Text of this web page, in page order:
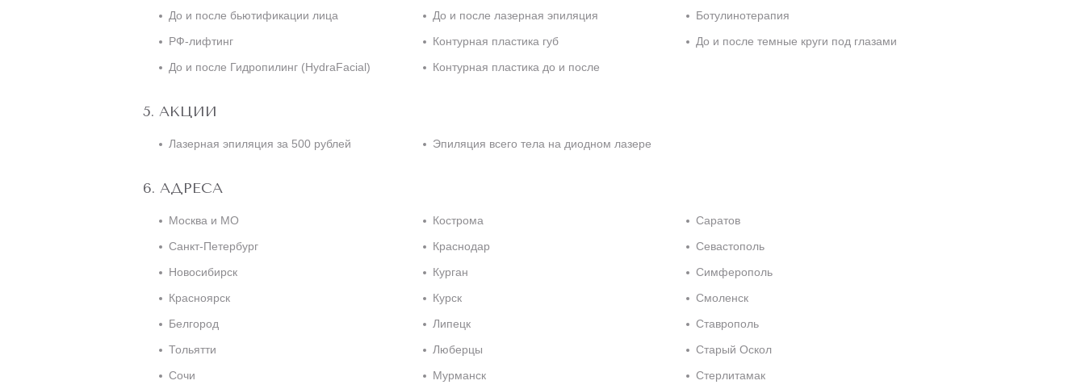
До и после бьютификации лица
РФ-лифтинг
До и после Гидропилинг (HydraFacial)
До и после лазерная эпиляция
Контурная пластика губ
Контурная пластика до и после
Ботулинотерапия
До и после темные круги под глазами
АКЦИИ
Лазерная эпиляция за 500 рублей Эпиляция всего тела на диодном лазере
АДРЕСА
Москва и МО
Санкт-Петербург
Новосибирск
Красноярск
Белгород
Тольятти
Сочи
Кострома
Краснодар
Курган
Курск
Липецк
Люберцы
Мурманск
Саратов
Севастополь
Симферополь
Смоленск
Ставрополь
Старый Оскол
Стерлитамак